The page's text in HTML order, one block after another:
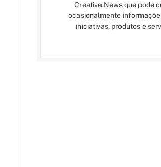
Creative News que pode
ocasionalmente
iniciativas, produtos e